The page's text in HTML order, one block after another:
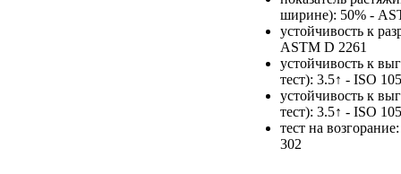
ширине): 50% -
устойчивость к
ASTM D 2261
устойчивость к
тест): 3.5↑ - ISO
устойчивость к
тест): 3.5↑ - ISO
тест на
302